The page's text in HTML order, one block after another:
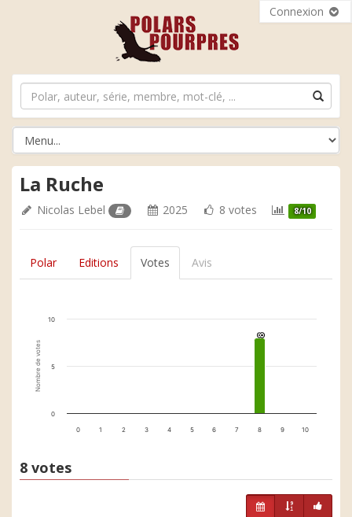
Connexion
La Ruche
Nicolas Lebel 2025 8 votes 8/10
Polar Editions Votes Avis
Nombre de votes
8
8
0 1 2 3 4 5 6 7 8 9 10
0
5
10
8 votes